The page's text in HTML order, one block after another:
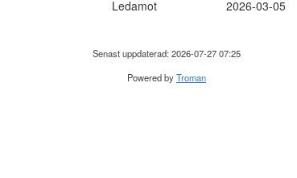
Ledamot 2026-03-05
Senast uppdaterad: 2026-07-27 07:25
Powered byTroman